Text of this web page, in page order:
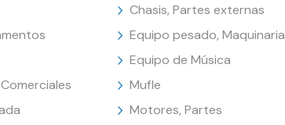
Chasis, Partes externas
Equipo pesado, Maquinaria
Equipo de Música
Mufle
Motores, Partes